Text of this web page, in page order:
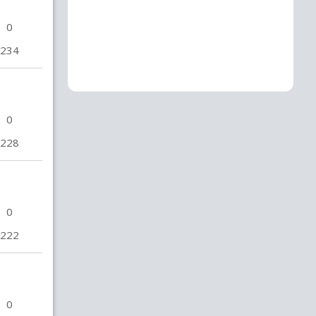
0
234
0
228
0
222
0